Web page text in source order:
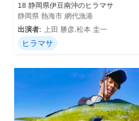
18 静岡県伊豆南沖のヒラマサ
静岡県 熱海市 網代漁港
出演者:
上田 勝彦,松本 圭一
ヒラマサ